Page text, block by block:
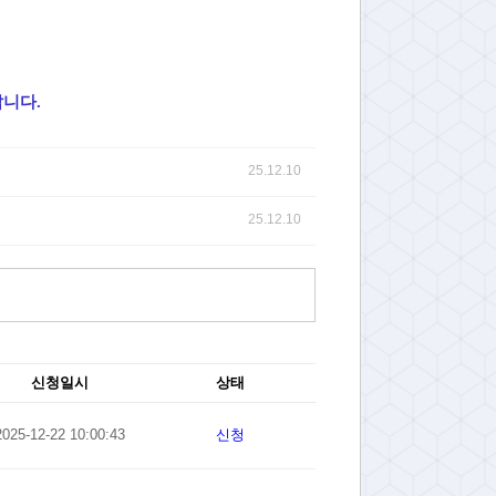
다.
25.12.10
25.12.10
신청일시 상태
12-22 10:00:43 신청